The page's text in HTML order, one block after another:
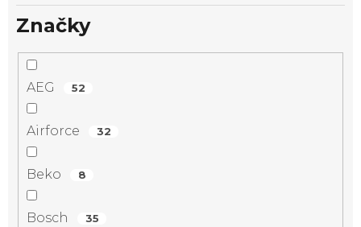
Značky
AEG 52
Airforce 32
Beko 8
Bosch 35